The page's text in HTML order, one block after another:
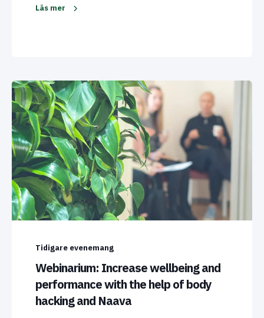
Läs mer
Tidigare evenemang
Webinarium: Increase wellbeing and
performance with the help of body
hacking and Naava